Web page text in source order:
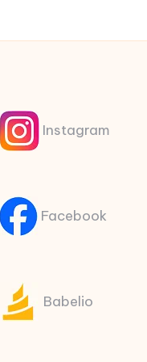
Instagram
Facebook
Babelio